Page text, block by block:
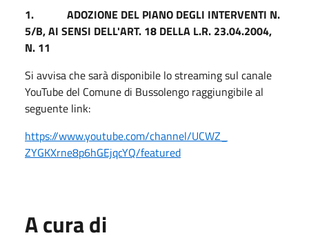
1. ADOZIONE DEL PIANO DEGLI INTERVENTI N.
5/B, AI SENSI DELL'ART. 18 DELLA L.R. 23.04.2004,
N. 11
Si avvisa che sarà disponibile lo streaming sul canale
YouTube del Comune di Bussolengo raggiungibile al
seguente link:
https://www.youtube.com/channel/UCWZ_
ZYGKXrne8p6hGEjqcYQ/featured
A cura di